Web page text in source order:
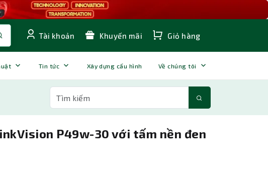
Tài khoản Khuyến mãi Giỏ hàng
Tin tức Xây dựng cấu hình Về chúng tôi
P49w-30 với tấm nền đen